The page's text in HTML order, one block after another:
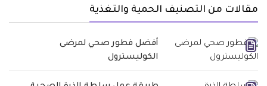
مقالات من التصنيف الحمية والتغذية
أفضل فطور صحي لمرضى
الكوليسترول